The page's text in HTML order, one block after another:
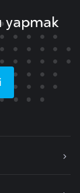
yapmak